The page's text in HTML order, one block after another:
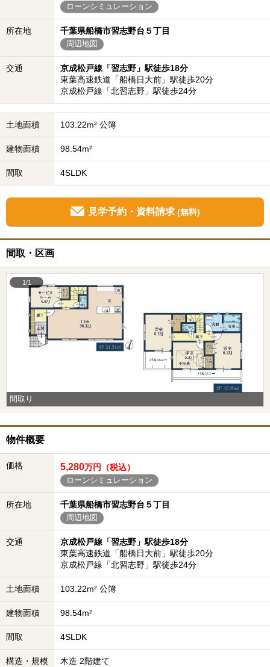
ローンシミュレーション
所在地 千葉県船橋市習志野台５丁目
周辺地図
交通
京成松戸線「習志野」駅徒歩18分
東葉高速鉄道「船橋日大前」駅徒歩20分
京成松戸線「北習志野」駅徒歩24分
土地面積 103.22m² 公簿
建物面積 98.54m²
間取 4SLDK
見学予約・資料請求 (無料)
間取・区画
間取り
1/1
物件概要
価格 5,280万円（税込）
ローンシミュレーション
所在地 千葉県船橋市習志野台５丁目
周辺地図
交通
京成松戸線「習志野」駅徒歩18分
東葉高速鉄道「船橋日大前」駅徒歩20分
京成松戸線「北習志野」駅徒歩24分
土地面積 103.22m² 公簿
建物面積 98.54m²
間取 4SLDK
構造・規模 木造 2階建て